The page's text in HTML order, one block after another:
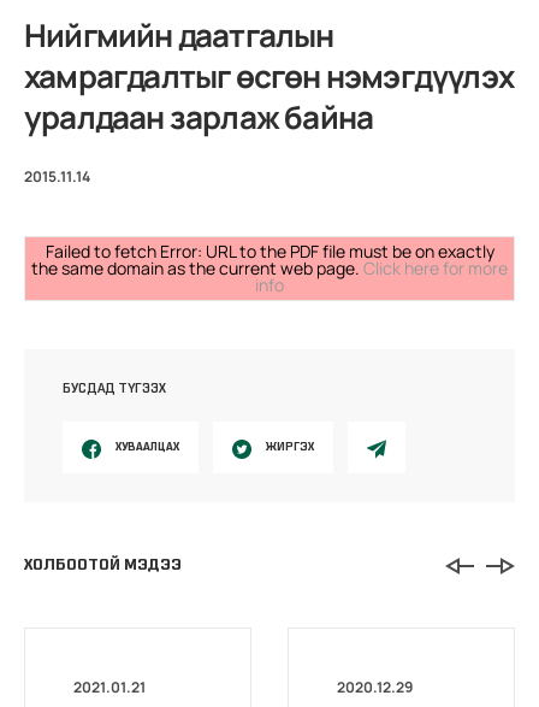
Нийгмийн даатгалын
хамрагдалтыг өсгөн нэмэгдүүлэх
уралдаан зарлаж байна
2015.11.14
Failed to fetch Error: URL to the PDF file must be on exactly
the same domain as the current web page. Click here for more
info
БУСДАД ТҮГЭЭХ
ХУВААЛЦАХ ЖИРГЭХ
ХОЛБООТОЙ МЭДЭЭ
2021.01.21 2020.12.29